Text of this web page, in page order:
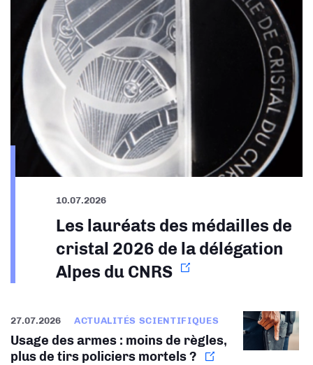
10.07.2026
Les lauréats des médailles de
cristal 2026 de la délégation
Alpes du CNRS
27.07.2026 ACTUALITÉS SCIENTIFIQUES
Usage des armes : moins de règles,
plus de tirs policiers mortels ?